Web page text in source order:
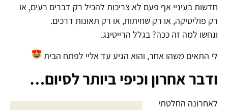
חדשות בעיניי אף פעם לא צריכות להכיל רק דברים רעים, או
רק פוליטיקה, או רק שחיתות, או רק תאונות דרכים.
ונחשו למה זה ככה? בגלל הרייטינג.
לי התאים משהו אחר, והוא הגיע עד אליי לפתח הבית
ודבר אחרון וכיפי ביותר לסיום…
לאחרונה החלטתי